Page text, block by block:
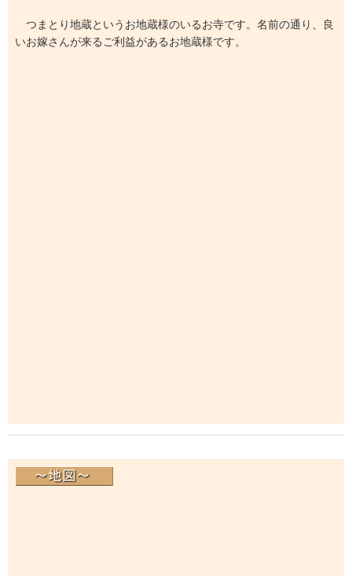
つまとり地蔵というお地蔵様のいるお寺です。名前の通り、良
いお嫁さんが来るご利益があるお地蔵様です。